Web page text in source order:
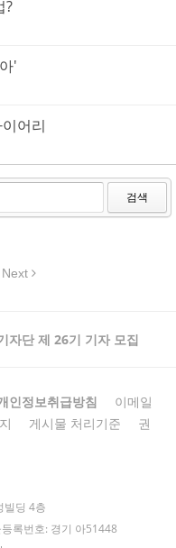
?
'
어리
검색
Next
자단 제 26기 기자 모집
인정보취급방침
이메일
게시물 처리기준
권
빌딩 4층
록번호: 경기 아51448